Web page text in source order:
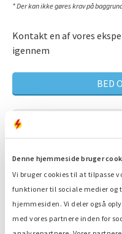
Denne hjemmeside bruger
Vi bruger cookies til at tilpasse
funktioner til sociale medier og
hjemmesiden. Vi deler også
med vores partnere inden for
* Der kan ikke gøres krav på
Kontakt en af vores
igennem
BED
Mere end 80 års
Ekspert, der er
Er til rådighed 24/